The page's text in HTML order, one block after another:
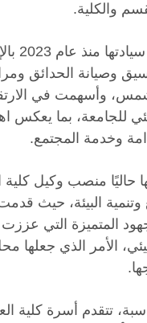
والكلية.
كما
وصيانة الحدائق
وأسهمت في
للجامعة، بما يعكس
وخدمة المجتمع.
حاليًا منصب وكيل كلية
البيئة، حيث
المتميزة التي
الأمر الذي جعلها
تتقدم أسرة كلية